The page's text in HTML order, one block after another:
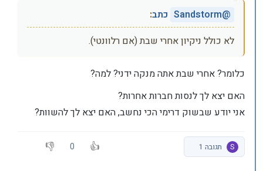
@
Sandstorm כתב:
לא כולל ניקיון אחרי שבת (אם רלוונטי).
כלומר? אחרי שבת אתה מנקה ידני? למה?
האם יצא לך לנסות חברות אחרות?
אני יודע שבשוק דרימי הכי נחשב, האם יצא לך להשוות?
S תגובה 1 0